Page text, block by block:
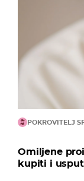
POKROVITELJ
Omiljene
kupiti i